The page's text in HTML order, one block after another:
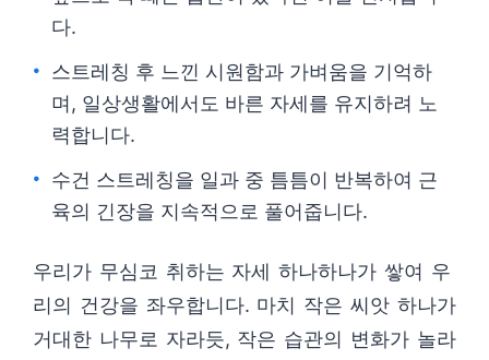
다.
스트레칭 후 느낀 시원함과 가벼움을 기억하
며, 일상생활에서도 바른 자세를 유지하려 노
력합니다.
수건 스트레칭을 일과 중 틈틈이 반복하여 근
육의 긴장을 지속적으로 풀어줍니다.
우리가 무심코 취하는 자세 하나하나가 쌓여 우
리의 건강을 좌우합니다. 마치 작은 씨앗 하나가
거대한 나무로 자라듯, 작은 습관의 변화가 놀라